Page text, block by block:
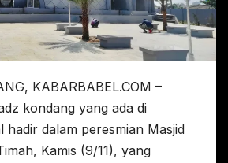
KABARBABEL.COM –
kondang yang ada di
hadir dalam peresmian Masjid
Kamis (9/11), yang